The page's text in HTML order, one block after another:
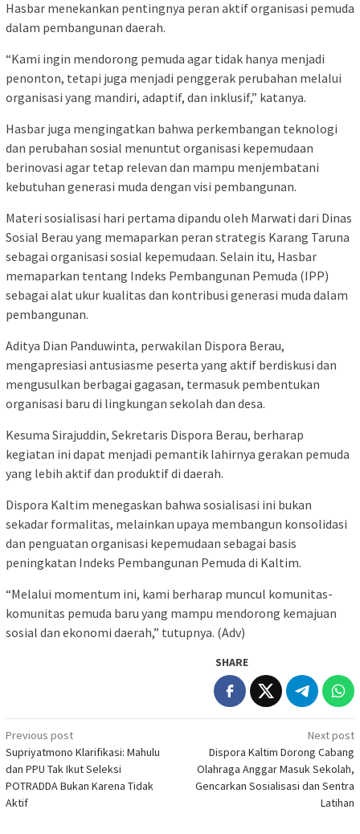
Hasbar menekankan pentingnya peran aktif organisasi pemuda
dalam pembangunan daerah.
“Kami ingin mendorong pemuda agar tidak hanya menjadi
penonton, tetapi juga menjadi penggerak perubahan melalui
organisasi yang mandiri, adaptif, dan inklusif,” katanya.
Hasbar juga mengingatkan bahwa perkembangan teknologi
dan perubahan sosial menuntut organisasi kepemudaan
berinovasi agar tetap relevan dan mampu menjembatani
kebutuhan generasi muda dengan visi pembangunan.
Materi sosialisasi hari pertama dipandu oleh Marwati dari Dinas
Sosial Berau yang memaparkan peran strategis Karang Taruna
sebagai organisasi sosial kepemudaan. Selain itu, Hasbar
memaparkan tentang Indeks Pembangunan Pemuda (IPP)
sebagai alat ukur kualitas dan kontribusi generasi muda dalam
pembangunan.
Aditya Dian Panduwinta, perwakilan Dispora Berau,
mengapresiasi antusiasme peserta yang aktif berdiskusi dan
mengusulkan berbagai gagasan, termasuk pembentukan
organisasi baru di lingkungan sekolah dan desa.
Kesuma Sirajuddin, Sekretaris Dispora Berau, berharap
kegiatan ini dapat menjadi pemantik lahirnya gerakan pemuda
yang lebih aktif dan produktif di daerah.
Dispora Kaltim menegaskan bahwa sosialisasi ini bukan
sekadar formalitas, melainkan upaya membangun konsolidasi
dan penguatan organisasi kepemudaan sebagai basis
peningkatan Indeks Pembangunan Pemuda di Kaltim.
“Melalui momentum ini, kami berharap muncul komunitas-
komunitas pemuda baru yang mampu mendorong kemajuan
sosial dan ekonomi daerah,” tutupnya. (Adv)
SHARE
Post
navigation
Previous post
Supriyatmono Klarifikasi: Mahulu
dan PPU Tak Ikut Seleksi
POTRADDA Bukan Karena Tidak
Aktif
Next post
Dispora Kaltim Dorong Cabang
Olahraga Anggar Masuk Sekolah,
Gencarkan Sosialisasi dan Sentra
Latihan